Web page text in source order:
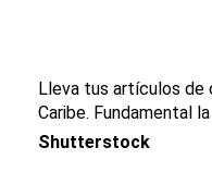
Lleva tus artículos de
Caribe. Fundamental
Shutterstock